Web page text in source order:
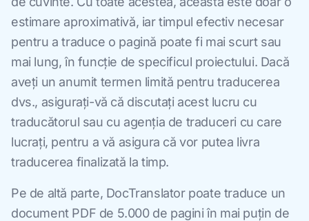
estimare aproximativă, iar timpul efectiv necesar
pentru a traduce o pagină poate fi mai scurt sau
mai lung, în funcție de specificul proiectului. Dacă
aveți un anumit termen limită pentru traducerea
dvs., asigurați-vă că discutați acest lucru cu
traducătorul sau cu agenția de traduceri cu care
lucrați, pentru a vă asigura că vor putea livra
traducerea finalizată la timp.
Pe de altă parte, DocTranslator poate traduce un
document PDF de 5.000 de pagini în mai puțin de